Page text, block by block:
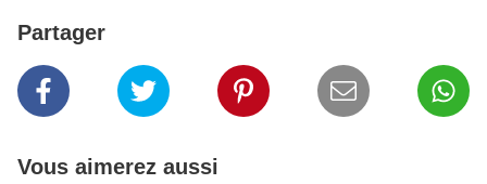
Partager
Vous aimerez aussi